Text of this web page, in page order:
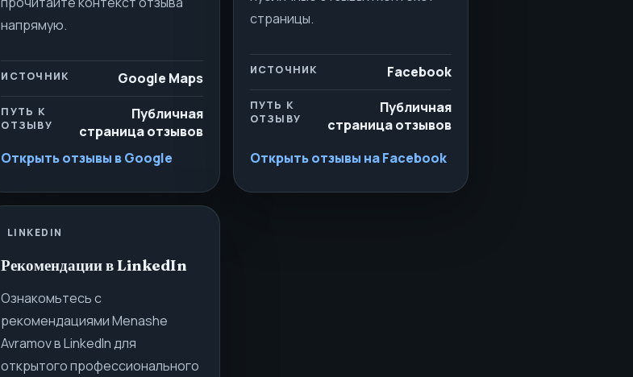
напрямую.
ИСТОЧНИК Google Maps
ПУТЬ К
ОТЗЫВУ
Публичная
страница отзывов
Открыть отзывы в Google
страницы.
ИСТОЧНИК Facebook
ПУТЬ К
ОТЗЫВУ
Публичная
страница отзывов
Открыть отзывы на Facebook
LINKEDIN
Рекомендации в LinkedIn
Ознакомьтесь с
рекомендациями Menashe
Avramov в LinkedIn для
открытого профессионального